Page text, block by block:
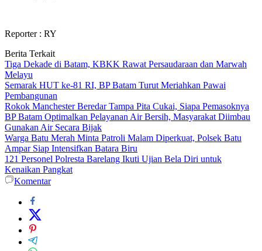
Reporter : RY
Berita Terkait
Tiga Dekade di Batam, KBKK Rawat Persaudaraan dan Marwah
Melayu
Semarak HUT ke-81 RI, BP Batam Turut Meriahkan Pawai
Pembangunan
Rokok Manchester Beredar Tampa Pita Cukai, Siapa Pemasoknya
BP Batam Optimalkan Pelayanan Air Bersih, Masyarakat Diimbau
Gunakan Air Secara Bijak
Warga Batu Merah Minta Patroli Malam Diperkuat, Polsek Batu
Ampar Siap Intensifkan Batara Biru
121 Personel Polresta Barelang Ikuti Ujian Bela Diri untuk
Kenaikan Pangkat
Komentar